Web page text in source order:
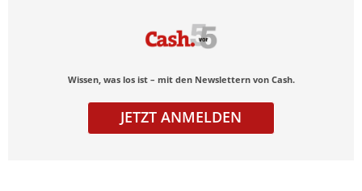
Wissen, was los ist – mit den Newslettern von Cash.
JETZT ANMELDEN